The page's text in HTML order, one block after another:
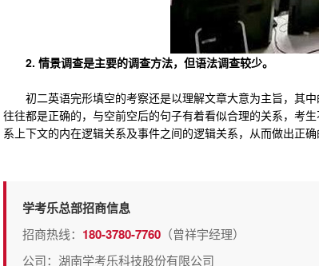
2. 情景调查是主要的调查方法，但语法调查较少。
初二英语完形填空的考察还是以理解文章大意为主旨，其中
往往都是正确的，与空前空后的句子有着看似合理的关系，考
系上下文的内在逻辑关系及事件之间的逻辑关系，从而做出正确
学考乐总部招商信息
招商热线： 180-3780-7760 （曾祥宇经理）
公司：湖南学考乐科技股份有限公司